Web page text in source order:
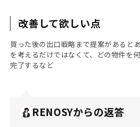
改善して欲しい点
買った後の出口戦略まで提案があると
を考えるだけではなくて、どの物件を
完了するなど
RENOSYからの返答